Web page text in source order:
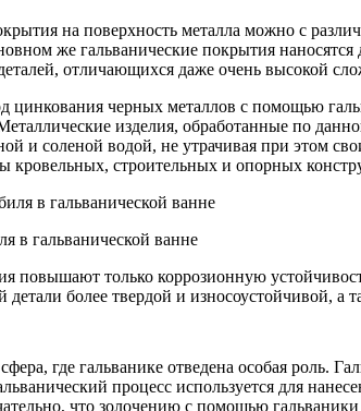
на поверхность металла можно с
же гальванические покрытия
отличающихся даже очень высокой
цинкования черных металлов с помощью
изделия, обработанные по
и соленой водой, не утрачивая при этом
кровельных, строительных и опорных
в гальванической ванне
только коррозионную
детали более твердой и износоустойчивой,
где гальванике отведена особая роль.
процесс используется для
что золочению с помощью гальваники